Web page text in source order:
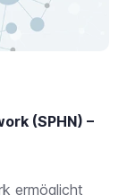
(SPHN) –
ermöglicht